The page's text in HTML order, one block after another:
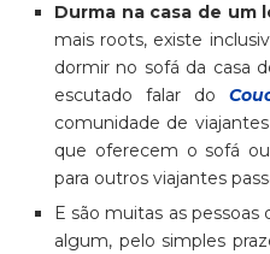
Durma na casa de um
mais roots, existe
dormir no sofá da casa
escutado falar do
comunidade de
que oferecem o sofá
para outros viajantes
E são muitas as
algum, pelo simples